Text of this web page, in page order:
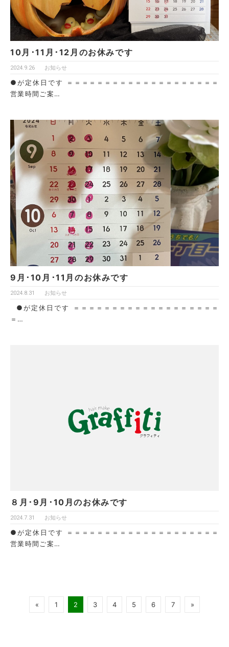
10月･11月･12月のお休みです
2024.9.26 お知らせ
●が定休日です ＝＝＝＝＝＝＝＝＝＝＝＝＝＝＝＝＝＝＝＝
営業時間ご案…
9月･10月･11月のお休みです
2024.8.31 お知らせ
●が定休日です ＝＝＝＝＝＝＝＝＝＝＝＝＝＝＝＝＝＝＝
＝…
８月･9月･10月のお休みです
2024.7.31 お知らせ
●が定休日です ＝＝＝＝＝＝＝＝＝＝＝＝＝＝＝＝＝＝＝＝
営業時間ご案…
« 1 2 3 4 5 6 7 »